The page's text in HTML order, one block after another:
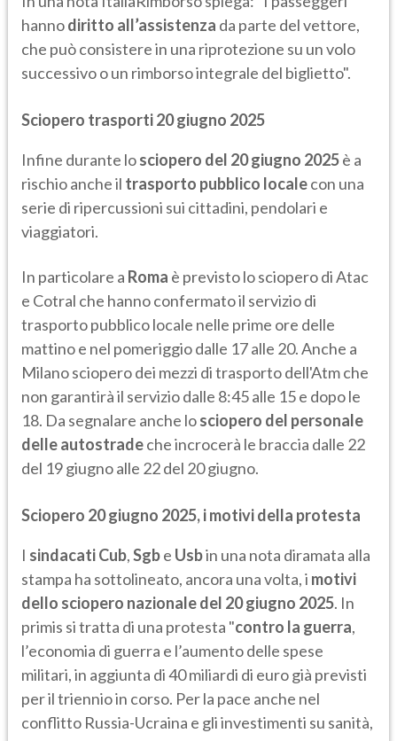
hannodiritto all’assistenza da parte del vettore,
che può consistere in una riprotezione su un volo
successivo o un rimborso integrale del biglietto".
Sciopero trasporti 20 giugno 2025
Infine durante losciopero del 20 giugno 2025è a
rischio anche il trasporto pubblico localecon una
serie di ripercussioni sui cittadini, pendolari e
viaggiatori.
In particolare a Roma è previsto lo sciopero di Atac
e Cotral che hanno confermato il servizio di
trasporto pubblico locale nelle prime ore delle
mattino e nel pomeriggio dalle 17 alle 20. Anche a
Milano sciopero dei mezzi di trasporto dell'Atm che
non garantirà il servizio dalle 8:45 alle 15 e dopo le
18. Da segnalare anche losciopero del personale
delle autostradeche incrocerà le braccia dalle 22
del 19 giugno alle 22 del 20 giugno.
Sciopero 20 giugno 2025, i motivi della protesta
I sindacatiCub,Sgbe Usbin una nota diramata alla
stampa ha sottolineato, ancora una volta, i motivi
dello sciopero nazionale del 20 giugno 2025. In
primis si tratta di una protesta "contro la guerra,
l’economia di guerra e l’aumento delle spese
militari, in aggiunta di 40 miliardi di euro già previsti
per il triennio in corso. Per la pace anche nel
conflitto Russia-Ucraina e gli investimenti su sanità,